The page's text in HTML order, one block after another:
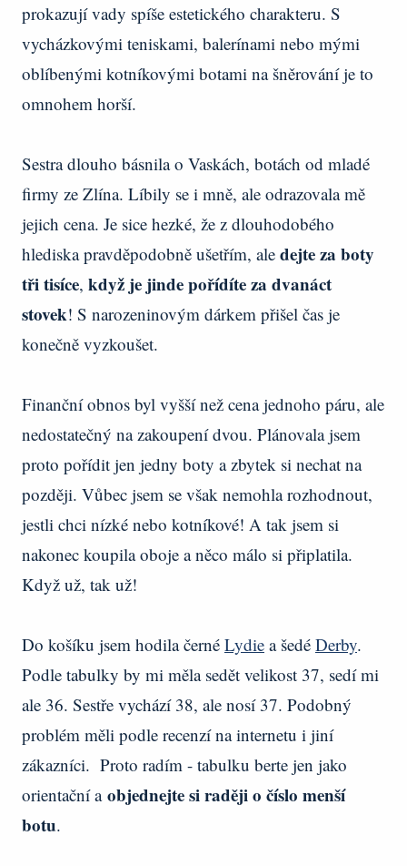
prokazují vady spíše estetického charakteru. S
vycházkovými teniskami, balerínami nebo mými
oblíbenými kotníkovými botami na šněrování je to
omnohem horší.
Sestra dlouho básnila o Vaskách, botách od mladé
firmy ze Zlína. Líbily se i mně, ale odrazovala mě
jejich cena. Je sice hezké, že z dlouhodobého
hlediska pravděpodobně ušetřím, ale dejte za boty
tři tisíce, když je jinde pořídíte za dvanáct
stovek! S narozeninovým dárkem přišel čas je
konečně vyzkoušet.
Finanční obnos byl vyšší než cena jednoho páru, ale
nedostatečný na zakoupení dvou. Plánovala jsem
proto pořídit jen jedny boty a zbytek si nechat na
později. Vůbec jsem se však nemohla rozhodnout,
jestli chci nízké nebo kotníkové! A tak jsem si
nakonec koupila oboje a něco málo si připlatila.
Když už, tak už!
Do košíku jsem hodila černé Lydie a šedé Derby.
Podle tabulky by mi měla sedět velikost 37, sedí mi
ale 36. Sestře vychází 38, ale nosí 37. Podobný
problém měli podle recenzí na internetu i jiní
zákazníci. Proto radím - tabulku berte jen jako
orientační a objednejte si raději o číslo menší
botu.